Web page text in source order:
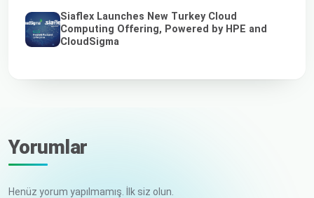
Siaflex Launches New Turkey Cloud
Computing Offering, Powered by HPE and
CloudSigma
Yorumlar
Henüz yorum yapılmamış. İlk siz olun.